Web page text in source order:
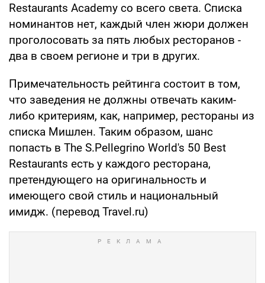
Restaurants Academy со всего света. Списка
номинантов нет, каждый член жюри должен
проголосовать за пять любых ресторанов -
два в своем регионе и три в других.
Примечательность рейтинга состоит в том,
что заведения не должны отвечать каким-
либо критериям, как, например, рестораны из
списка Мишлен. Таким образом, шанс
попасть в The S.Pellegrino World's 50 Best
Restaurants есть у каждого ресторана,
претендующего на оригинальность и
имеющего свой стиль и национальный
имидж. (перевод Travel.ru)